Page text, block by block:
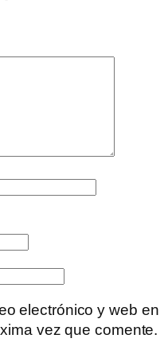
electrónico y web en
vez que comente.